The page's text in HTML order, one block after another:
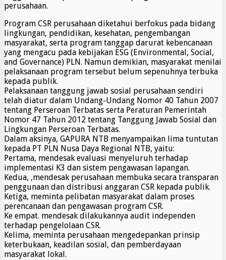
perusahaan.
Program CSR perusahaan diketahui berfokus pada bidang
lingkungan, pendidikan, kesehatan, pengembangan
masyarakat, serta program tanggap darurat kebencanaan
yang mengacu pada kebijakan ESG (Environmental, Social,
and Governance) PLN. Namun demikian, masyarakat menilai
pelaksanaan program tersebut belum sepenuhnya terbuka
kepada publik.
Pelaksanaan tanggung jawab sosial perusahaan sendiri
telah diatur dalam Undang-Undang Nomor 40 Tahun 2007
tentang Perseroan Terbatas serta Peraturan Pemerintah
Nomor 47 Tahun 2012 tentang Tanggung Jawab Sosial dan
Lingkungan Perseroan Terbatas.
Dalam aksinya, GAPURA NTB menyampaikan lima tuntutan
kepada PT PLN Nusa Daya Regional NTB, yaitu:
Pertama, mendesak evaluasi menyeluruh terhadap
implementasi K3 dan sistem pengawasan lapangan.
Kedua, ,mendesak perusahaan membuka secara transparan
penggunaan dan distribusi anggaran CSR kepada publik.
Ketiga, meminta pelibatan masyarakat dalam proses
perencanaan dan pengawasan program CSR.
Ke empat. mendesak dilakukannya audit independen
terhadap pengelolaan CSR.
Kelima, meminta perusahaan mengedepankan prinsip
keterbukaan, keadilan sosial, dan pemberdayaan
masyarakat lokal.